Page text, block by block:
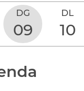
DG
09
DL
10